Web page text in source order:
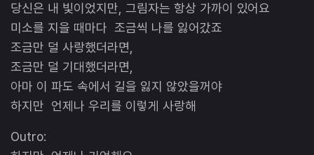
당신은 내 빛이었지만, 그림자는 항상 가까이 있어요
미소를 지을 때마다 조금씩 나를 잃어갔죠
조금만 덜 사랑했더라면,
조금만 덜 기대했더라면,
아마 이 파도 속에서 길을 잃지 않았을꺼야
하지만 언제나 우리를 이렇게 사랑해
Outro: